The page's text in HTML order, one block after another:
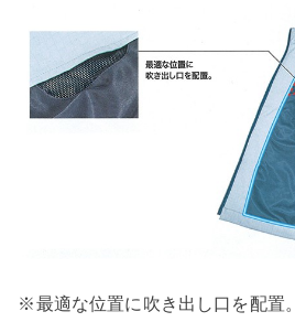
※最適な位置に吹き出し口を配置。